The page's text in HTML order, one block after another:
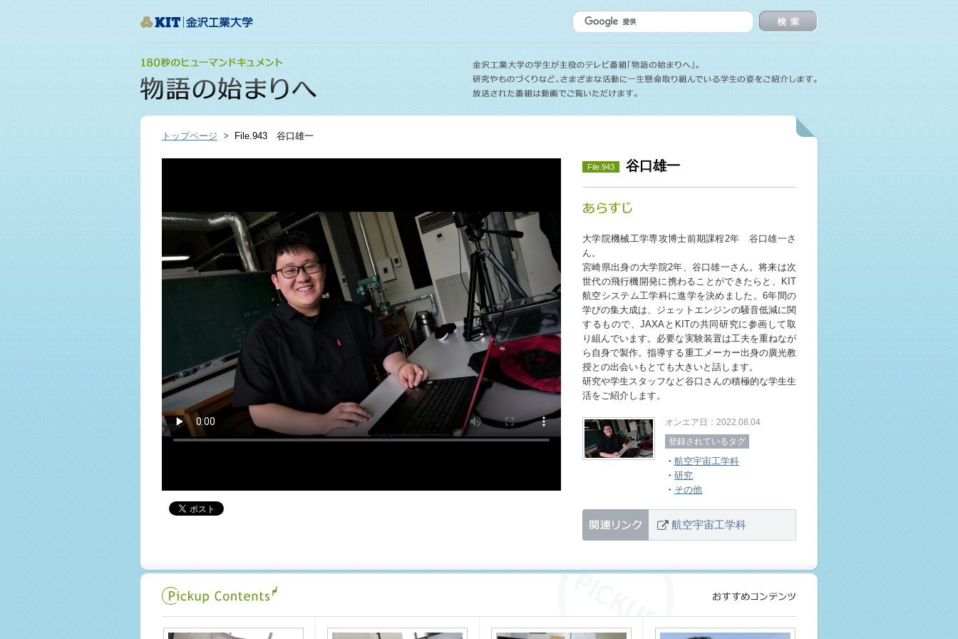
トップページ File.943 谷口雄一
File.943 谷口雄一
大学院機械工学専攻博士前期課程2年 谷口雄一さ
ん。
宮崎県出身の大学院2年、谷口雄一さん。将来は次
世代の飛行機開発に携わることができたらと、KIT
航空システム工学科に進学を決めました。6年間の
学びの集大成は、ジェットエンジンの騒音低減に関
するもので、JAXAとKITの共同研究に参画して取
り組んでいます。必要な実験装置は工夫を重ねなが
ら自身で製作。指導する重工メーカー出身の廣光教
授との出会いもとても大きいと話します。
研究や学生スタッフなど谷口さんの積極的な学生生
活をご紹介します。
オンエア日：2022.08.04
登録されているタグ
・ 航空宇宙工学科
・ 研究
・ その他
航空宇宙工学科